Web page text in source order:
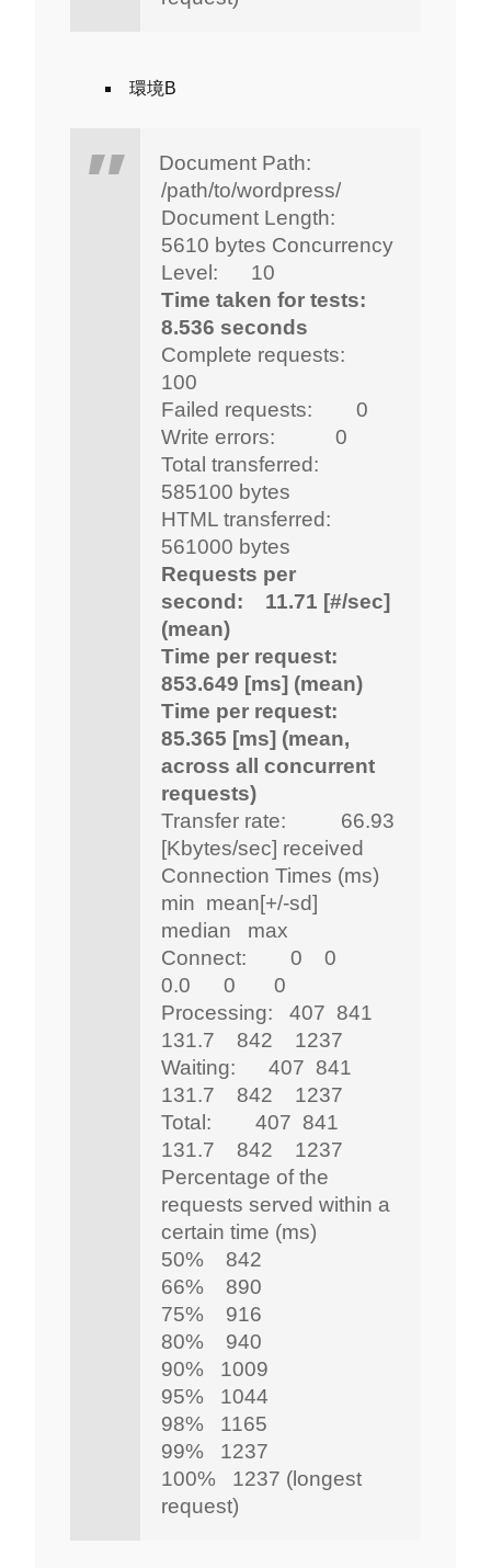
環境B
Document Path:
/path/to/wordpress/
Document Length:
5610 bytes Concurrency
Level: 10
Time taken for tests:
8.536 seconds
Complete requests:
100
Failed requests: 0
Write errors: 0
Total transferred:
585100 bytes
HTML transferred:
561000 bytes
Requests per
second: 11.71 [#/sec]
(mean)
Time per request:
853.649 [ms] (mean)
Time per request:
85.365 [ms] (mean,
across all concurrent
requests)
Transfer rate: 66.93
[Kbytes/sec] received
Connection Times (ms)
min mean[+/-sd]
median max
Connect: 0 0
0.0 0 0
Processing: 407 841
131.7 842 1237
Waiting: 407 841
131.7 842 1237
Total: 407 841
131.7 842 1237
Percentage of the
requests served within a
certain time (ms)
50% 842
66% 890
75% 916
80% 940
90% 1009
95% 1044
98% 1165
99% 1237
100% 1237 (longest
request)